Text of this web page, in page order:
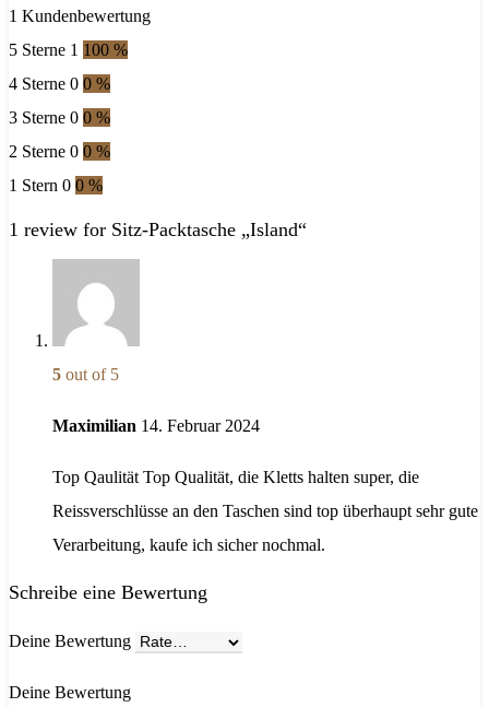
1 Kundenbewertung
5 Sterne 1 100 %
4 Sterne 0 0 %
3 Sterne 0 0 %
2 Sterne 0 0 %
1 Stern 0 0 %
1 review for Sitz-Packtasche „Island“
5 out of 5
Maximilian 14. Februar 2024
Top Qaulität Top Qualität, die Kletts halten super, die
Reissverschlüsse an den Taschen sind top überhaupt sehr gute
Verarbeitung, kaufe ich sicher nochmal.
Schreibe eine Bewertung
Deine Bewertung
Deine Bewertung